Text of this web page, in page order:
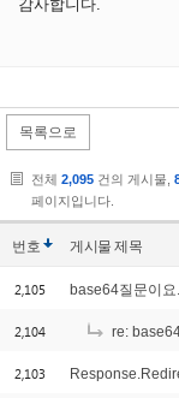
감사합니다.
목록으로
전체 2,095 건의 게시물,
페이지입니다.
번호 게시물제목
2,105 base64질문이요
2,104 re:
2,103